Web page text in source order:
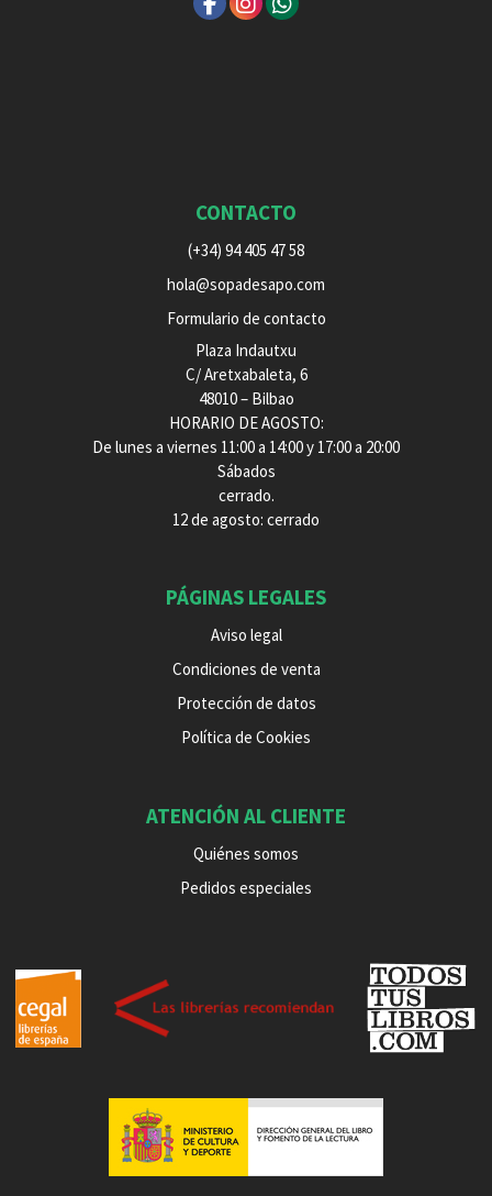
CONTACTO
(+34) 94 405 47 58
hola@sopadesapo.com
Formulario de contacto
Plaza Indautxu
C/ Aretxabaleta, 6
48010 – Bilbao
HORARIO DE AGOSTO:
De lunes a viernes 11:00 a 14:00 y 17:00 a 20:00
Sábados
cerrado.
12 de agosto: cerrado
PÁGINAS LEGALES
Aviso legal
Condiciones de venta
Protección de datos
Política de Cookies
ATENCIÓN AL CLIENTE
Quiénes somos
Pedidos especiales